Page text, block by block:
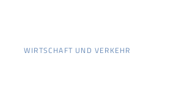
WIRTSCHAFT UND VERKEHR